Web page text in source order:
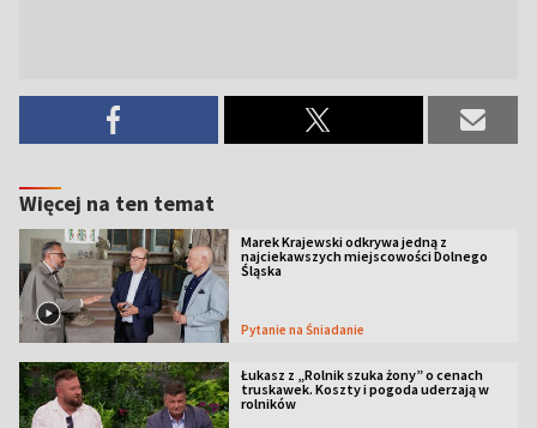
Więcej na ten temat
Marek Krajewski odkrywa jedną z
najciekawszych miejscowości Dolnego
Śląska
Pytanie na Śniadanie
Łukasz z „Rolnik szuka żony” o cenach
truskawek. Koszty i pogoda uderzają w
rolników